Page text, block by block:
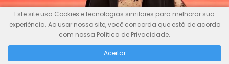
Este site usa Cookies e tecnologias similares para melhorar sua
experiência. Ao usar nosso site, você concorda que está de acordo
com nossa Política de Privacidade.
Aceitar